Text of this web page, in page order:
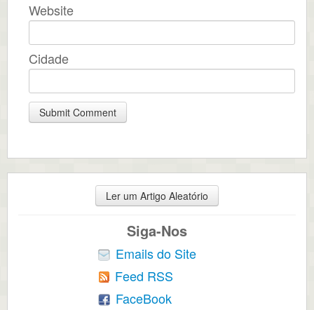
Website
Cidade
Ler um Artigo Aleatório
Siga-Nos
Emails do Site
Feed RSS
FaceBook